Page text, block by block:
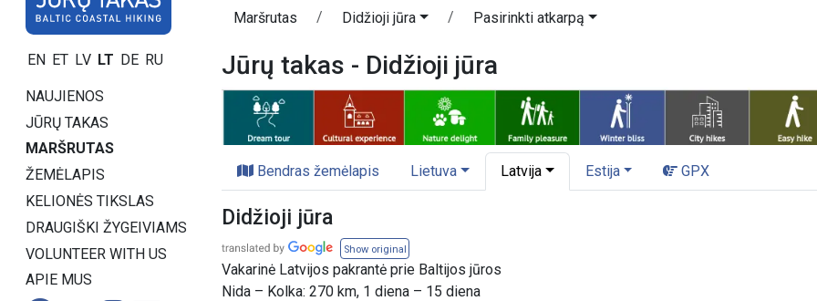
EN ET LV LT DE RU
NAUJIENOS
JŪRŲ TAKAS
MARŠRUTAS
ŽEMĖLAPIS
KELIONĖS TIKSLAS
DRAUGIŠKI ŽYGEIVIAMS
VOLUNTEER WITH US
APIE MUS
Maršrutas Didžioji jūra Pasirinkti atkarpą
Jūrų takas - Didžioji jūra
Bendras žemėlapis Lietuva Latvija Estija GPX
Didžioji jūra
Show original
Vakarinė Latvijos pakrantė prie Baltijos jūros
Nida – Kolka: 270 km, 1 diena – 15 diena